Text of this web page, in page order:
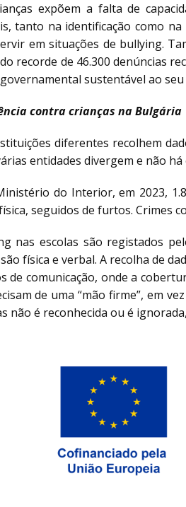
expõem a falta de
tanto na identificação como
em situações de bullying.
recorde de 46.300 denúncias
sustentável ao
contra crianças na Bulgária
diferentes recolhem
entidades divergem e não
do Interior, em 2023,
seguidos de furtos. Crimes
nas escolas são registados
física e verbal. A recolha de
de comunicação, onde a
de uma “mão firme”, em
não é reconhecida ou é